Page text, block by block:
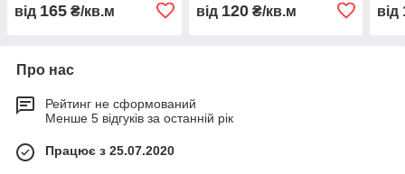
від 165 ₴/кв.м від 120₴/кв.м від
Про нас
Рейтинг не сформований
Менше 5 відгуків за останній рік
Працює з 25.07.2020